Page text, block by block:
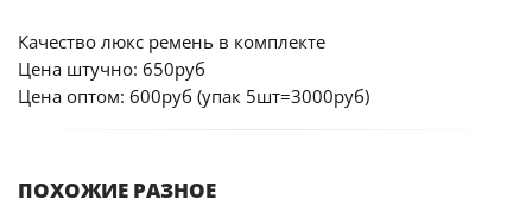
Качество люкс ремень в комплекте
Цена штучно: 650руб
Цена оптом: 600руб (упак 5шт=3000руб)
ПОХОЖИЕ РАЗНОЕ